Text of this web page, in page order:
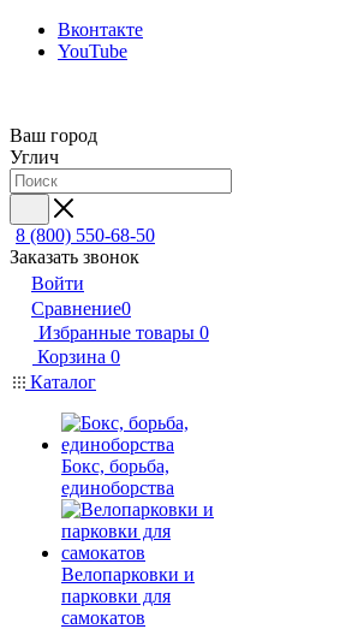
Вконтакте
YouTube
Ваш город
Углич
8 (800) 550-68-50
Заказать звонок
Войти
Сравнение0
Избранные товары 0
Корзина 0
Каталог
Бокс, борьба,
единоборства
Велопарковки и
парковки для
самокатов